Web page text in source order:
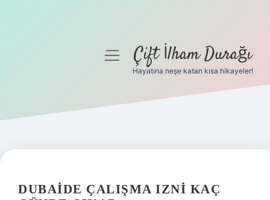
Gizlilik Politikası
Yasal Uyarı
menüyüÇift İlham Durağı
Hayatına neşe katan kısa hikayeler!
DUBAIDE ÇALIŞMA IZNI KAÇ